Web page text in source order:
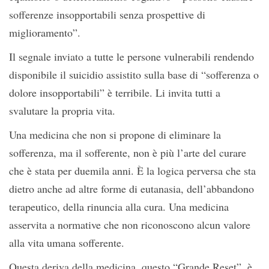
sofferenze insopportabili senza prospettive di
miglioramento”.
Il segnale inviato a tutte le persone vulnerabili rendendo
disponibile il suicidio assistito sulla base di “sofferenza o
dolore insopportabili” è terribile. Li invita tutti a
svalutare la propria vita.
Una medicina che non si propone di eliminare la
sofferenza, ma il sofferente, non è più l’arte del curare
che è stata per duemila anni. È la logica perversa che sta
dietro anche ad altre forme di eutanasia, dell’abbandono
terapeutico, della rinuncia alla cura. Una medicina
asservita a normative che non riconoscono alcun valore
alla vita umana sofferente.